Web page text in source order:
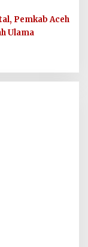
Pemkab Aceh
Ulama